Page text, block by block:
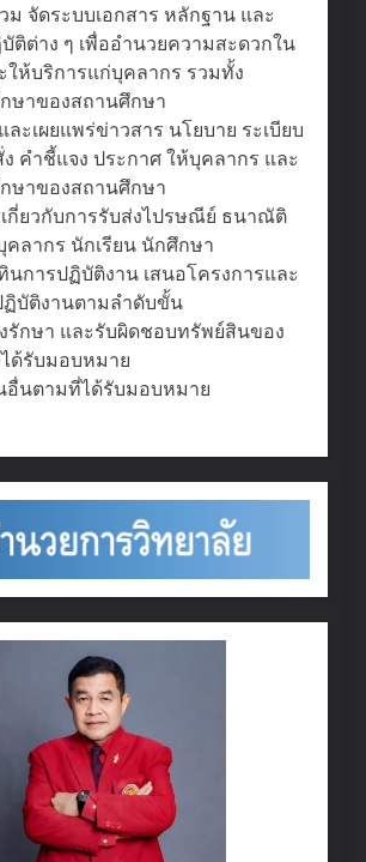
ม จัดระบบเอกสาร หลักฐาน และ
ติต่าง ๆ เพื่ออำนวยความสะดวกใน
ให้บริการแก่บุคลากร รวมทั้ง
ษาของสถานศึกษา
ะเผยแพร่ข่าวสาร นโยบาย ระเบียบ
คำชี้แจง ประกาศ ให้บุคลากร และ
ษาของสถานศึกษา
กี่ยวกับการรับส่งไปรษณีย์ ธนาณัติ
คลากร นักเรียน นักศึกษา
การปฏิบัติงาน เสนอโครงการและ
ฏิบัติงานตามลำดับขั้น
รักษา และรับผิดชอบทรัพย์สินของ
ด้รับมอบหมาย
อื่นตามที่ได้รับมอบหมาย